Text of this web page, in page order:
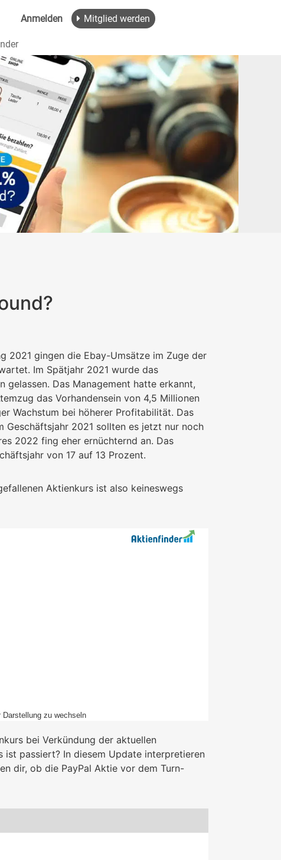
Anmelden Mitglied werden
2021 gingen die Ebay-Umsätze im Zuge der
Im Spätjahr 2021 wurde das
Das Management hatte erkannt,
das Vorhandensein von 4,5 Millionen
Wachstum bei höherer Profitabilität. Das
Geschäftsjahr 2021 sollten es jetzt nur noch
2022 fing eher ernüchternd an. Das
von 17 auf 13 Prozent.
Aktienkurs ist also keineswegs
zu wechseln
bei Verkündung der aktuellen
ist passiert? In diesem Update interpretieren
dir, ob die PayPal Aktie vor dem Turn-